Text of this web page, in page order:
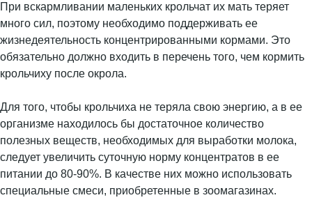
При вскармливании маленьких крольчат их мать теряет
много сил, поэтому необходимо поддерживать ее
жизнедеятельность концентрированными кормами. Это
обязательно должно входить в перечень того, чем кормить
крольчиху после окрола.
Для того, чтобы крольчиха не теряла свою энергию, а в ее
организме находилось бы достаточное количество
полезных веществ, необходимых для выработки молока,
следует увеличить суточную норму концентратов в ее
питании до 80-90%. В качестве них можно использовать
специальные смеси, приобретенные в зоомагазинах.